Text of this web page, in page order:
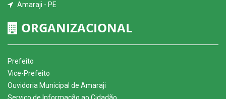
Amaraji - PE
ORGANIZACIONAL
Prefeito
Vice-Prefeito
Ouvidoria Municipal de Amaraji